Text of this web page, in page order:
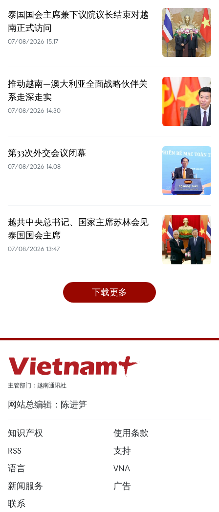
泰国国会主席兼下议院议长结束对越
南正式访问
07/08/2026 15:17
推动越南—澳大利亚全面战略伙伴关
系走深走实
07/08/2026 14:30
第33次外交会议闭幕
07/08/2026 14:08
越共中央总书记、国家主席苏林会见
泰国国会主席
07/08/2026 13:47
下载更多
主管部门：越南通讯社
网站总编辑：陈进笋
知识产权
使用条款
RSS
支持
语言
VNA
新闻服务
广告
联系